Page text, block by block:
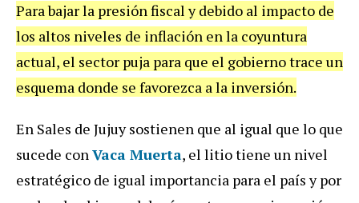
Para bajar la presión fiscal y debido al impacto de
los altos niveles de inflación en la coyuntura
actual, el sector puja para que el gobierno trace un
esquema donde se favorezca a la inversión.
En Sales de Jujuy sostienen que al igual que lo que
sucede conVaca Muerta, el litio tiene un nivel
estratégico de igual importancia para el país y por